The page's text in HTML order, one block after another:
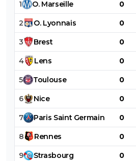
1 O. Marseille 0
2 O. Lyonnais 0
3 Brest 0
4 Lens 0
5 Toulouse 0
6 Nice 0
7 Paris Saint Germain 0
8 Rennes 0
9 Strasbourg 0